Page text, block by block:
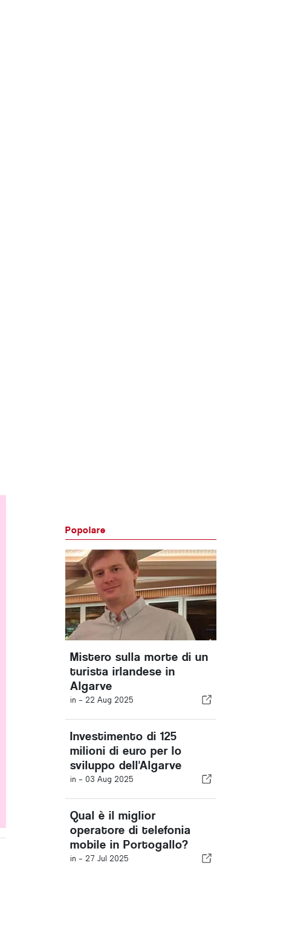
Popolare
Mistero sulla morte di un
turista irlandese in
Algarve
in - 22 Aug 2025
Investimento di 125
milioni di euro per lo
sviluppo dell'Algarve
in - 03 Aug 2025
Qual è il miglior
operatore di telefonia
mobile in Portogallo?
in - 27 Jul 2025